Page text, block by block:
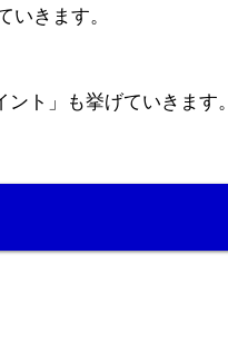
いきます。
ト」も挙げていきます。